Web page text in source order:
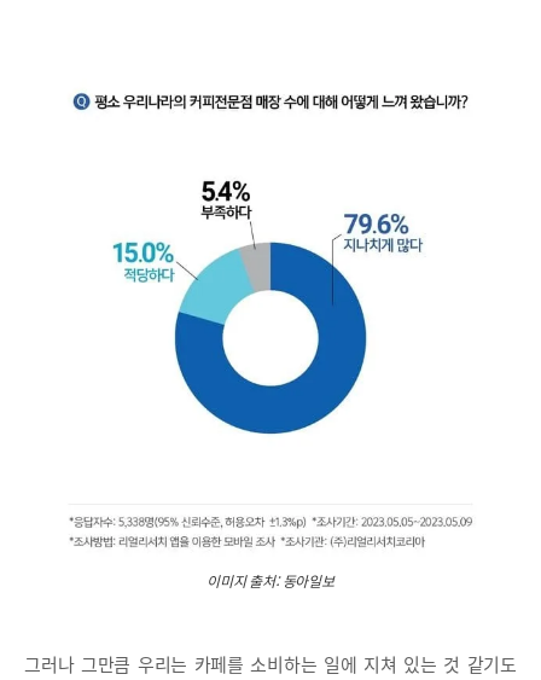
이미지 출처: 동아일보
그러나 그만큼 우리는 카페를 소비하는 일에 지쳐 있는 것 같기도